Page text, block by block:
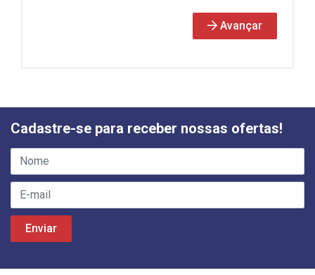
Avançar
Cadastre-se para receber nossas ofertas!